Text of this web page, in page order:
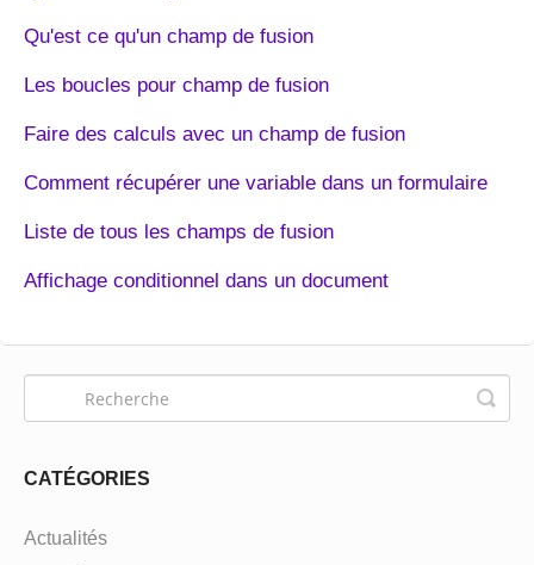
Qu'est ce qu'un champ de fusion
Les boucles pour champ de fusion
Faire des calculs avec un champ de fusion
Comment récupérer une variable dans un formulaire
Liste de tous les champs de fusion
Affichage conditionnel dans un document
CATÉGORIES
Actualités